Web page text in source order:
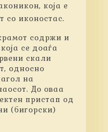
која е
со иконостас.
содржи и
се доаѓа
скали
односно
на
До оваа
пристап од
(бигорски)